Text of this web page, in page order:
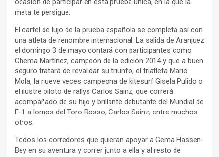
ocasión de participar en esta prueba única, en la que la
meta te persigue.
El cartel de lujo de la prueba española se completa así con
una atleta de renombre internacional. La salida de Aranjuez
el domingo 3 de mayo contará con participantes como
Chema Martínez, campeón de la edición 2014 y que a buen
seguro tratará de revalidar su triunfo, el triatleta Mario
Mola, la nueve veces campeona de kitesurf Gisela Pulido o
el ilustre piloto de rallys Carlos Sainz, que correrá
acompañado de su hijo y brillante debutante del Mundial de
F-1 a lomos del Toro Rosso, Carlos Sainz, entre muchos
otros.
Todos los corredores que quieran apoyar a Gema Hassen-
Bey en su aventura y correr junto a ella y al resto de